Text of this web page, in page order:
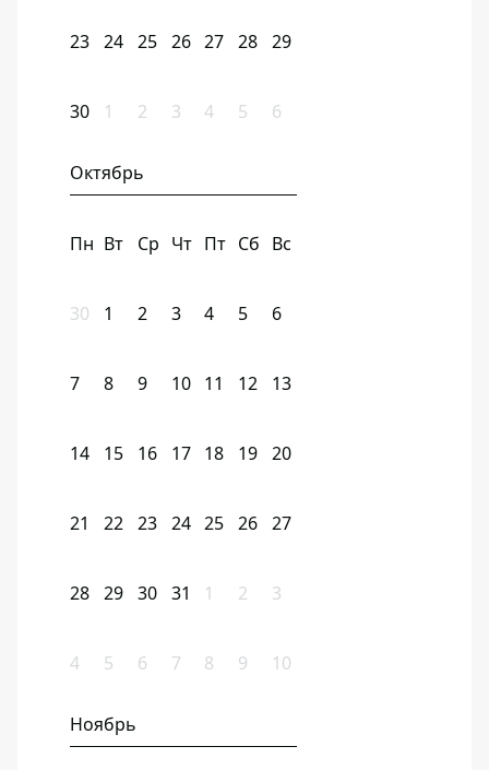
23 24 25 26 27 28 29
30 1 2 3 4 5 6
Октябрь
Пн Вт Ср Чт Пт Сб Вс
30 1 2 3 4 5 6
7 8 9 10 11 12 13
14 15 16 17 18 19 20
21 22 23 24 25 26 27
28 29 30 31 1 2 3
4 5 6 7 8 9 10
Ноябрь